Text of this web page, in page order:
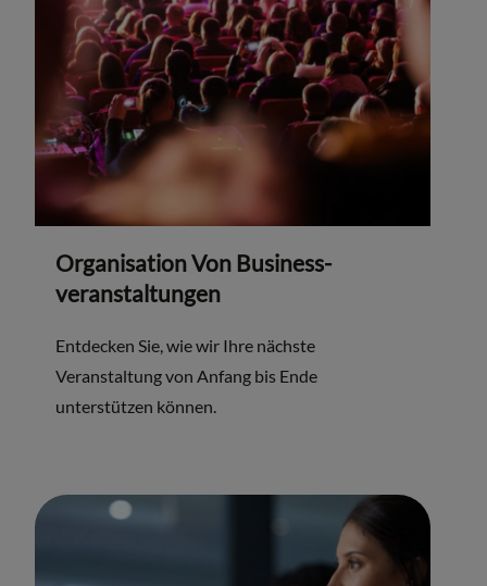
Organisation Von Business-
veranstaltungen
Entdecken Sie, wie wir Ihre nächste
Veranstaltung von Anfang bis Ende
unterstützen können.